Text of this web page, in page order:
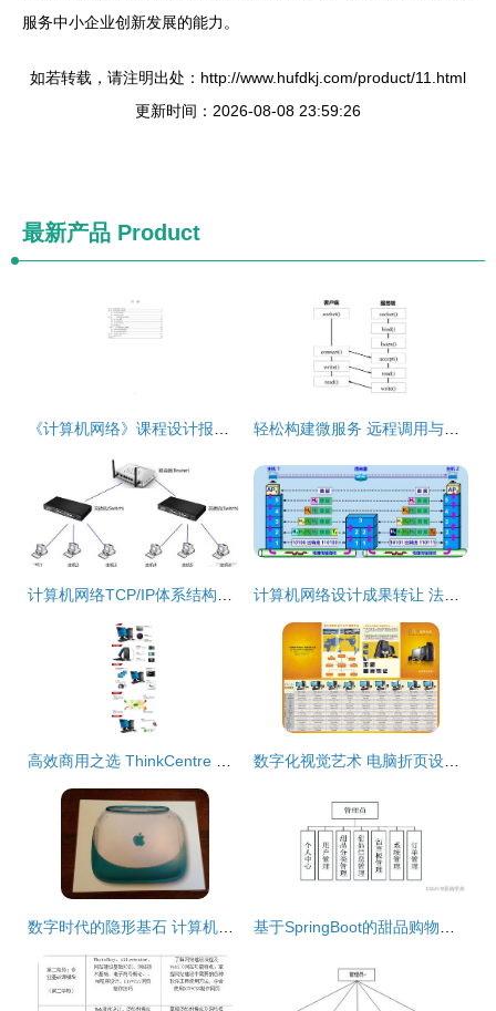
服务中小企业创新发展的能力。
如若转载，请注明出处：http://www.hufdkj.com/product/11.html
更新时间：2026-08-08 23:59:26
最新产品 Product